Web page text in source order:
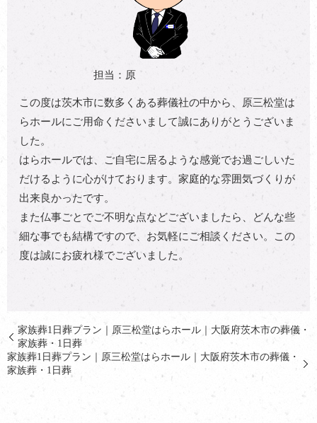
担当：原
この度は茨木市に数多くある葬儀社の中から、原三松堂は
らホールにご用命くださいまして誠にありがとうございま
した。
はらホールでは、ご自宅に居るような感覚でお過ごしいた
だけるように心がけております。家庭的な雰囲気づくりが
出来良かったです。
また仏事ごとでご不明な点などございましたら、どんな些
細な事でも結構ですので、お気軽にご相談ください。この
度は誠にお疲れ様でございました。
家族葬1日葬プラン｜原三松堂はらホール｜大阪府茨木市の葬儀・
家族葬・1日葬
家族葬1日葬プラン｜原三松堂はらホール｜大阪府茨木市の葬儀・
家族葬・1日葬